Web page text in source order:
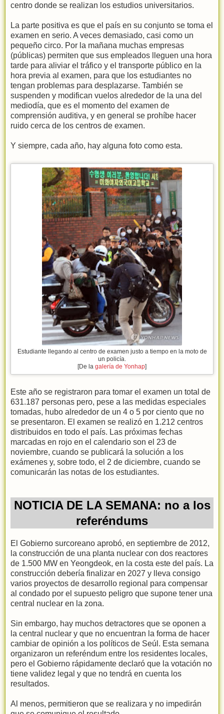
centro donde se realizan los estudios universitarios.
La parte positiva es que el país en su conjunto se toma el
examen en serio. A veces demasiado, casi como un
pequeño circo. Por la mañana muchas empresas
(públicas) permiten que sus empleados lleguen una hora
tarde para aliviar el tráfico y el transporte público en la
hora previa al examen, para que los estudiantes no
tengan problemas para desplazarse. También se
suspenden y modifican vuelos alrededor de la una del
mediodía, que es el momento del examen de
comprensión auditiva, y en general se prohíbe hacer
ruido cerca de los centros de examen.
Y siempre, cada año, hay alguna foto como esta.
Estudiante llegando al centro de examen justo a tiempo en la moto de
un policía.
[De la galería de Yonhap]
Este año se registraron para tomar el examen un total de
631.187 personas pero, pese a las medidas especiales
tomadas, hubo alrededor de un 4 o 5 por ciento que no
se presentaron. El examen se realizó en 1.212 centros
distribuidos en todo el país. Las próximas fechas
marcadas en rojo en el calendario son el 23 de
noviembre, cuando se publicará la solución a los
exámenes y, sobre todo, el 2 de diciembre, cuando se
comunicarán las notas de los estudiantes.
NOTICIA DE LA SEMANA: no a los
referéndums
El Gobierno surcoreano aprobó, en septiembre de 2012,
la construcción de una planta nuclear con dos reactores
de 1.500 MW en Yeongdeok, en la costa este del país. La
construcción debería finalizar en 2027 y lleva consigo
varios proyectos de desarrollo regional para compensar
al condado por el supuesto peligro que supone tener una
central nuclear en la zona.
Sin embargo, hay muchos detractores que se oponen a
la central nuclear y que no encuentran la forma de hacer
cambiar de opinión a los políticos de Seúl. Esta semana
organizaron un referéndum entre los residentes locales,
pero el Gobierno rápidamente declaró que la votación no
tiene validez legal y que no tendrá en cuenta los
resultados.
Al menos, permitieron que se realizara y no impedirán